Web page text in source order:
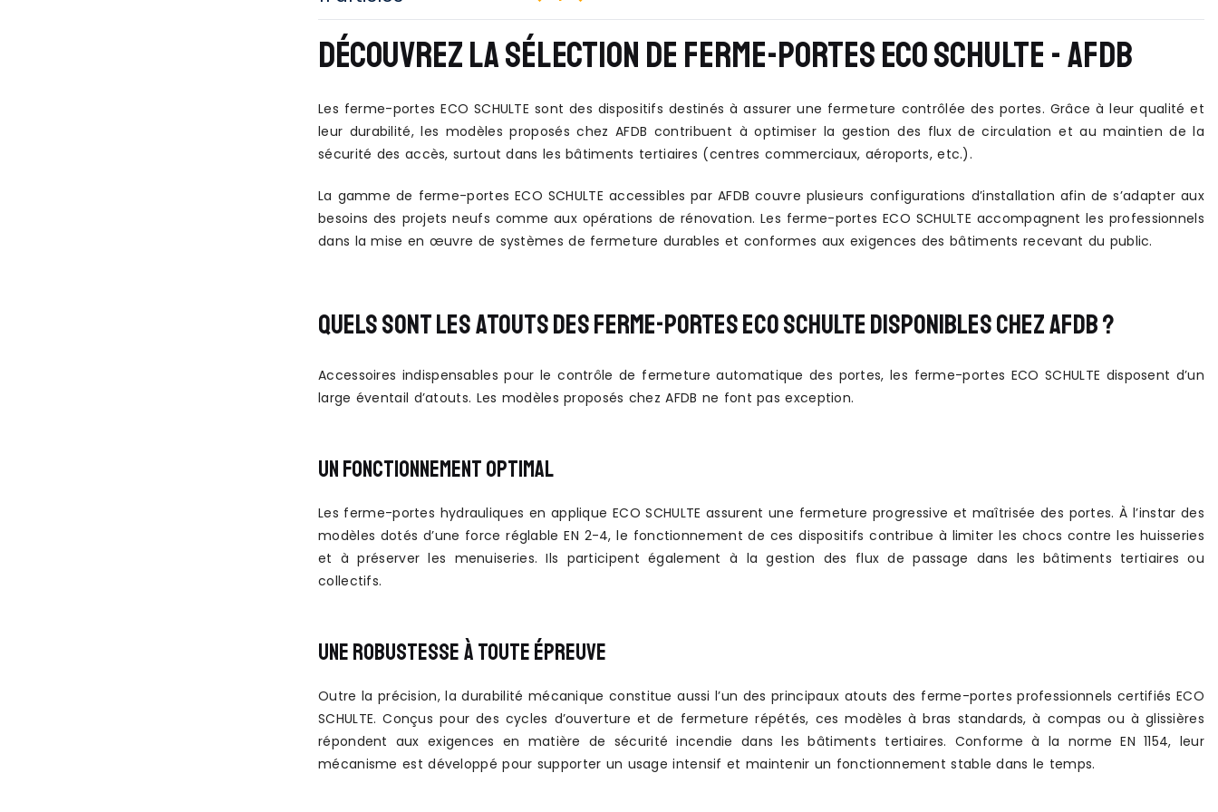
DÉCOUVREZ LA SÉLECTION DE FERME-PORTES ECO SCHULTE - AFDB
Les ferme-portes ECO SCHULTE sont des dispositifs destinés à assurer une fermeture contrôlée des portes. Grâce à leur qualité et
leur durabilité, les modèles proposés chez AFDB contribuent à optimiser la gestion des flux de circulation et au maintien de la
sécurité des accès, surtout dans les bâtiments tertiaires (centres commerciaux, aéroports, etc.).
La gamme de ferme-portes ECO SCHULTE accessibles par AFDB couvre plusieurs configurations d’installation afin de s’adapter aux
besoins des projets neufs comme aux opérations de rénovation. Les ferme-portes ECO SCHULTE accompagnent les professionnels
dans la mise en œuvre de systèmes de fermeture durables et conformes aux exigences des bâtiments recevant du public.
QUELS SONT LES ATOUTS DES FERME-PORTES ECO SCHULTE DISPONIBLES CHEZ AFDB ?
Accessoires indispensables pour le contrôle de fermeture automatique des portes, les ferme-portes ECO SCHULTE disposent d’un
large éventail d’atouts. Les modèles proposés chez AFDB ne font pas exception.
UN FONCTIONNEMENT OPTIMAL
Les ferme-portes hydrauliques en applique ECO SCHULTE assurent une fermeture progressive et maîtrisée des portes. À l’instar des
modèles dotés d’une force réglable EN 2-4, le fonctionnement de ces dispositifs contribue à limiter les chocs contre les huisseries
et à préserver les menuiseries. Ils participent également à la gestion des flux de passage dans les bâtiments tertiaires ou
collectifs.
UNE ROBUSTESSE À TOUTE ÉPREUVE
Outre la précision, la durabilité mécanique constitue aussi l’un des principaux atouts des ferme-portes professionnels certifiés ECO
SCHULTE. Conçus pour des cycles d’ouverture et de fermeture répétés, ces modèles à bras standards, à compas ou à glissières
répondent aux exigences en matière de sécurité incendie dans les bâtiments tertiaires. Conforme à la norme EN 1154, leur
mécanisme est développé pour supporter un usage intensif et maintenir un fonctionnement stable dans le temps.